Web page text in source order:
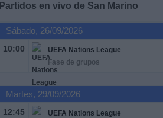
Partidos en vivo de San Marino
Sábado, 26/09/2026
10:00
UEFA Nations League
Fase de grupos
Martes, 29/09/2026
12:45
UEFA Nations League